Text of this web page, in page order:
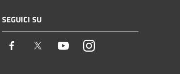
SEGUICI SU
Facebook Twitter YoutubeInstagram